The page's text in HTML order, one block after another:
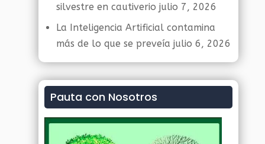
silvestre en cautiverio julio 7, 2026
La Inteligencia Artificial contamina
más de lo que se preveía julio 6, 2026
Pauta con Nosotros